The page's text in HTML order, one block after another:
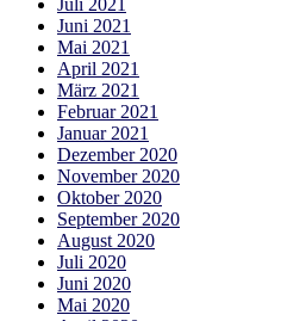
Juni 2021
Mai 2021
April 2021
März 2021
Februar 2021
Januar 2021
Dezember 2020
November 2020
Oktober 2020
September 2020
August 2020
Juli 2020
Juni 2020
Mai 2020